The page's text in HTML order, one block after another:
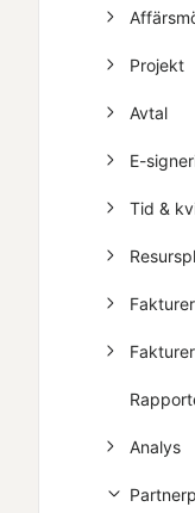
Projekt
Avtal
E-
Tid &
Analys